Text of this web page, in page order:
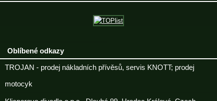
Oblíbené odkazy
TROJAN - prodej nákladních přívěsů, servis KNOTT; prodej
motocyk